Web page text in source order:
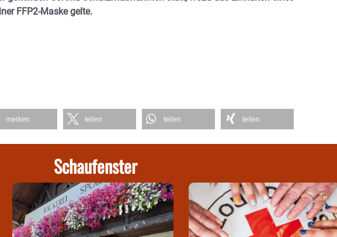
FFP2-Maske gelte.
merken teilen teilen teilen
Schaufenster